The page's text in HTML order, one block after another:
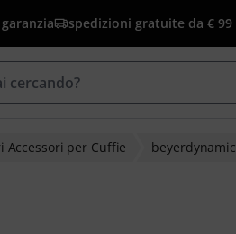
spedizioni gratuite da € 99
Accessori per Cuffie beyerdynamic